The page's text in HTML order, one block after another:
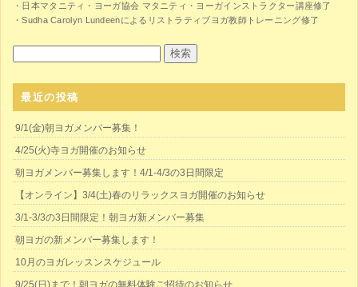
・日本マタニティ・ヨーガ協会 マタニティ・ヨーガインストラクター講座修了
・Sudha Carolyn Lundeenによるリストラティブヨガ教師トレーニング修了
最近の投稿
9/1(金)朝ヨガメンバー募集！
4/25(火)寺ヨガ開催のお知らせ
朝ヨガメンバー募集します！4/1-4/3の3日間限定
【オンライン】3/4(土)春のリラックスヨガ開催のお知らせ
3/1-3/3の3日間限定！朝ヨガ新メンバー募集
朝ヨガの新メンバー募集します！
10月のヨガレッスンスケジュール
9/25(日)まで！朝ヨガの無料体験ご招待のお知らせ